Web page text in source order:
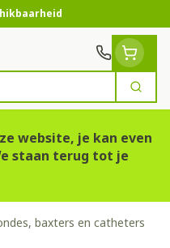
Zoek
website, je kan even
staan terug tot je
baxters en catheters